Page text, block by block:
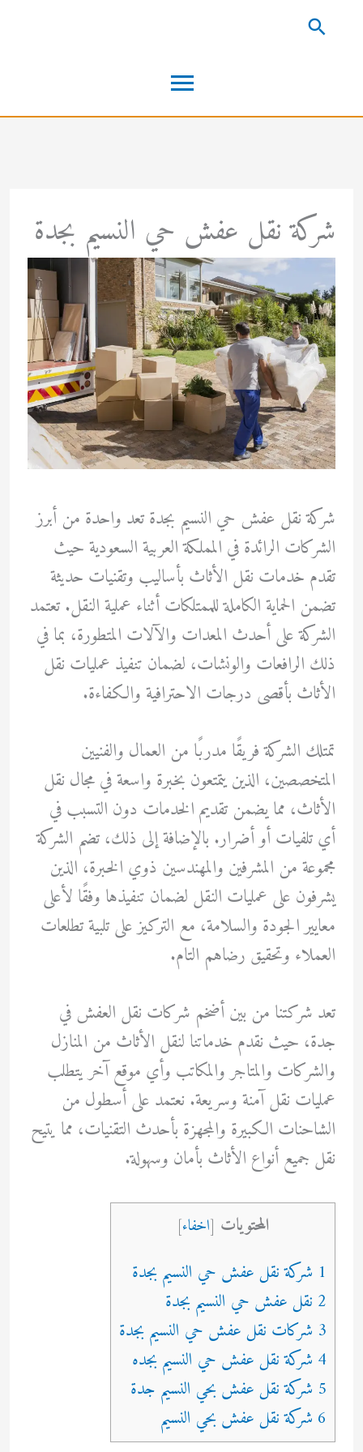
القائمة
الرئيسية
البحث
شركة نقل عفش حي النسيم بجدة
شركة نقل عفش حي النسيم بجدة تعد واحدة من أبرز
الشركات الرائدة في المملكة العربية السعودية حيث
تقدم خدمات نقل الأثاث بأساليب وتقنيات حديثة
تضمن الحماية الكاملة للممتلكات أثناء عملية النقل. تعتمد
الشركة على أحدث المعدات والآلات المتطورة، بما في
ذلك الرافعات والونشات، لضمان تنفيذ عمليات نقل
الأثاث بأقصى درجات الاحترافية والكفاءة.
تمتلك الشركة فريقًا مدربًا من العمال والفنيين
المتخصصين، الذين يتمتعون بخبرة واسعة في مجال نقل
الأثاث، مما يضمن تقديم الخدمات دون التسبب في
أي تلفيات أو أضرار. بالإضافة إلى ذلك، تضم الشركة
مجموعة من المشرفين والمهندسين ذوي الخبرة، الذين
يشرفون على عمليات النقل لضمان تنفيذها وفقًا لأعلى
معايير الجودة والسلامة، مع التركيز على تلبية تطلعات
العملاء وتحقيق رضاهم التام.
تعد شركتنا من بين أضخم شركات نقل العفش في
جدة، حيث نقدم خدماتنا لنقل الأثاث من المنازل
والشركات والمتاجر والمكاتب وأي موقع آخر يتطلب
عمليات نقل آمنة وسريعة. نعتمد على أسطول من
الشاحنات الكبيرة والمجهزة بأحدث التقنيات، مما يتيح
نقل جميع أنواع الأثاث بأمان وسهولة.
المحتويات [اخفاء]
1 شركة نقل عفش حي النسيم بجدة
2 نقل عفش حي النسيم بجدة
3 شركات نقل عفش حي النسيم بجدة
4 شركة نقل عفش حي النسيم بجده
5 شركة نقل عفش بحي النسيم جدة
6 شركة نقل عفش بحي النسيم